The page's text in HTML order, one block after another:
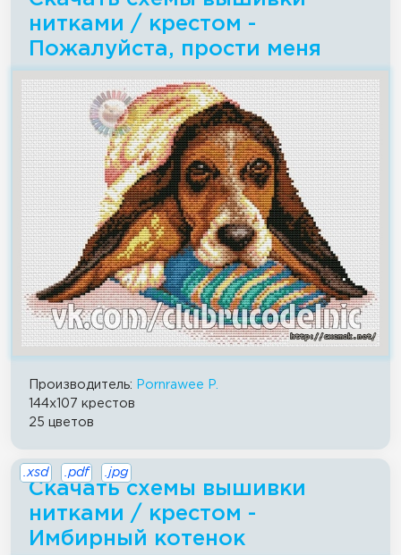
нитками / крестом -
Пожалуйста, прости меня
Производитель:
Pornrawee P.
144x107 крестов
25 цветов
Скачать схемы вышивки
нитками / крестом -
Имбирный котенок
.xsd .pdf .jpg